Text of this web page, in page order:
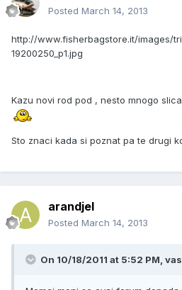
Posted March 14, 2013
http://www.fisherbagstore.it/images/
19200250_p1.jpg
Kazu novi rod pod , nesto mnogo
Sto znaci kada si poznat pa te drugi
arandjel
Posted March 14, 2013
On 10/18/2011 at 5:52 PM,